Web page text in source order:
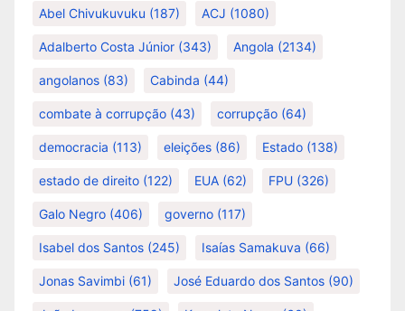
Abel Chivukuvuku (187) ACJ (1080)
Adalberto Costa Júnior (343) Angola (2134)
angolanos (83) Cabinda (44)
combate à corrupção (43) corrupção (64)
democracia (113) eleições (86) Estado (138)
estado de direito (122) EUA (62) FPU (326)
Galo Negro (406) governo (117)
Isabel dos Santos (245) Isaías Samakuva (66)
Jonas Savimbi (61) José Eduardo dos Santos (90)